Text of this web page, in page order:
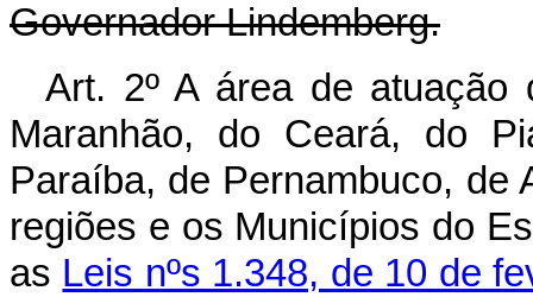
Governador Lindemberg.
Art. 2º A área de atuação
Maranhão, do Ceará, do
Paraíba, de Pernambuco, de
regiões e os Municípios do
as Leis nºs 1.348, de 10 de